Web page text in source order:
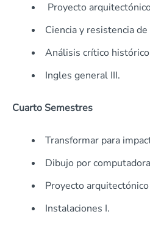
Proyecto
Ciencia y resistencia
Análisis crítico
Ingles general III.
Cuarto Semestres
Transformar para
Dibujo por
Proyecto arquitectónico
Instalaciones I.